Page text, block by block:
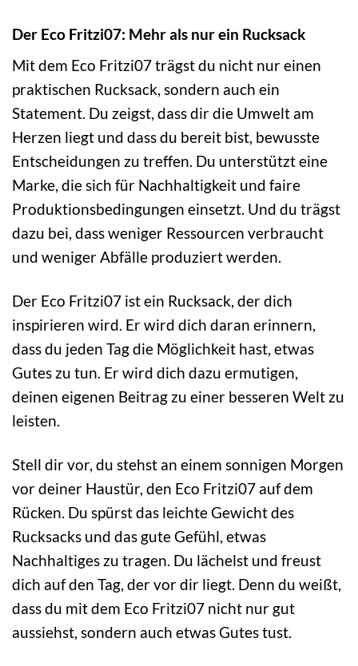
Der Eco Fritzi07: Mehr als nur ein Rucksack
Mit dem Eco Fritzi07 trägst du nicht nur einen
praktischen Rucksack, sondern auch ein
Statement. Du zeigst, dass dir die Umwelt am
Herzen liegt und dass du bereit bist, bewusste
Entscheidungen zu treffen. Du unterstützt eine
Marke, die sich für Nachhaltigkeit und faire
Produktionsbedingungen einsetzt. Und du trägst
dazu bei, dass weniger Ressourcen verbraucht
und weniger Abfälle produziert werden.
Der Eco Fritzi07 ist ein Rucksack, der dich
inspirieren wird. Er wird dich daran erinnern,
dass du jeden Tag die Möglichkeit hast, etwas
Gutes zu tun. Er wird dich dazu ermutigen,
deinen eigenen Beitrag zu einer besseren Welt zu
leisten.
Stell dir vor, du stehst an einem sonnigen Morgen
vor deiner Haustür, den Eco Fritzi07 auf dem
Rücken. Du spürst das leichte Gewicht des
Rucksacks und das gute Gefühl, etwas
Nachhaltiges zu tragen. Du lächelst und freust
dich auf den Tag, der vor dir liegt. Denn du weißt,
dass du mit dem Eco Fritzi07 nicht nur gut
aussiehst, sondern auch etwas Gutes tust.